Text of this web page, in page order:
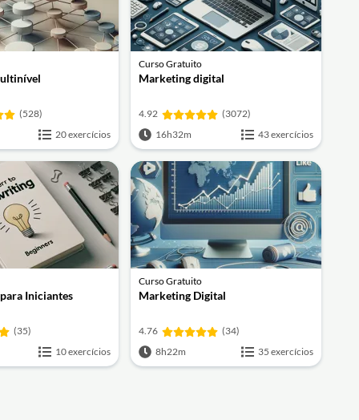
(528)
20 exercícios
Curso Gratuito
Marketing digital
4.92
(3072)
16h32m
43 exercícios
Iniciantes
(35)
10 exercícios
Curso Gratuito
Marketing Digital
4.76
(34)
8h22m
35 exercícios